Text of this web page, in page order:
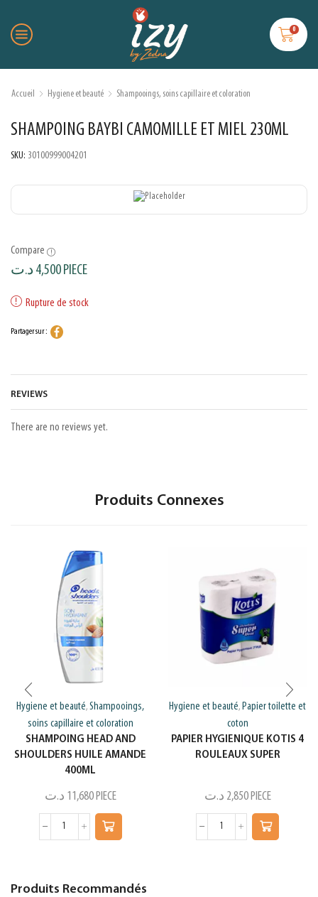
0
Accueil Hygiene et beauté Shampooings, soins capillaire et coloration
SHAMPOING BAYBI CAMOMILLE ET MIEL 230ML
SKU: 30100999004201
Compare
4,500د.ت PIECE
Rupture de stock
Partager sur :
REVIEWS
There are no reviews yet.
Produits Connexes
Hygiene et beauté,Shampooings,
soins capillaire et coloration
SHAMPOING HEAD AND
SHOULDERS HUILE AMANDE
400ML
11,680 د.ت PIECE
Hygiene et beauté, Papier toilette et
coton
PAPIER HYGIENIQUE KOTIS 4
ROULEAUX SUPER
2,850 د.ت PIECE
Produits Recommandés